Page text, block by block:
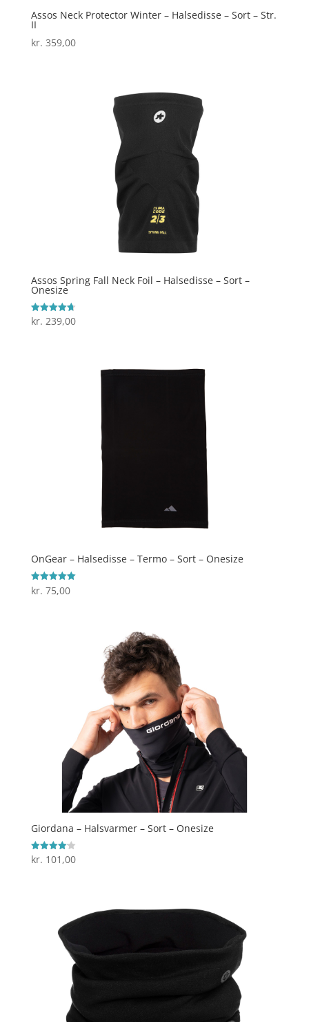
Assos Neck Protector Winter – Halsedisse – Sort – Str.
II
kr. 359,00
Assos Spring Fall Neck Foil – Halsedisse – Sort –
Onesize
Vurderet
4.7
kr. 239,00
OnGear – Halsedisse – Termo – Sort – Onesize
Vurderet
5
kr. 75,00
Giordana – Halsvarmer – Sort – Onesize
Vurderet
4.1
kr. 101,00